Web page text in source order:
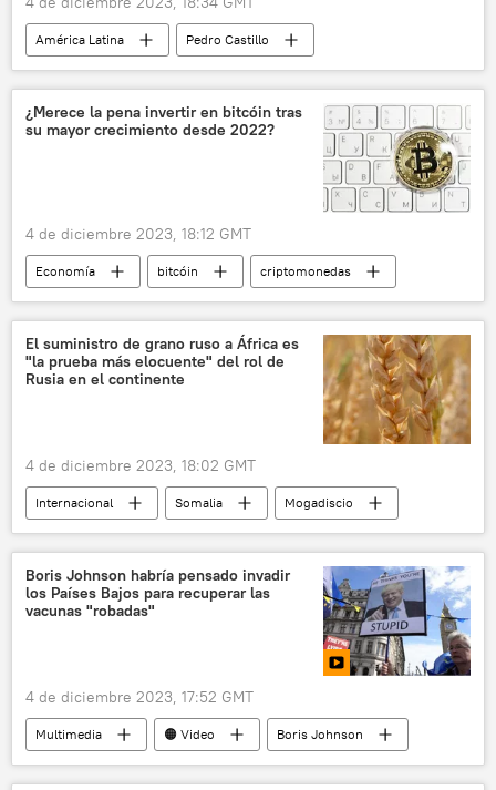
América Latina
Pedro Castillo
política
seguridad
📰 Crisis política en Perú tras la destitución de Castillo
Perú
¿Merece la pena invertir en bitcóin tras
su mayor crecimiento desde 2022?
4 de diciembre 2023, 18:12 GMT
Economía bitcóin
criptomonedas
💶 Divisas
El suministro de grano ruso a África es
"la prueba más elocuente" del rol de
Rusia en el continente
4 de diciembre 2023, 18:02 GMT
Internacional Somalia
Mogadiscio
Rusia
cereales
📈 Mercados y finanzas
🌍 África
ayuda humanitaria
Boris Johnson habría pensado invadir
los Países Bajos para recuperar las
vacunas "robadas"
4 de diciembre 2023, 17:52 GMT
Multimedia 🟠 Video
Boris Johnson
AstraZeneca
Reino Unido